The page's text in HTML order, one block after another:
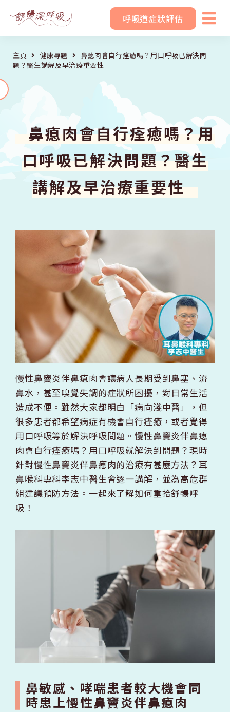
呼吸道症狀評估
主頁 健康專題
鼻瘜肉會自行痊癒嗎？用口呼吸已解決問
題？醫生講解及早治療重要性
鼻瘜肉會自行痊癒嗎？用
口呼吸已解決問題？醫生
講解及早治療重要性
慢性鼻竇炎伴鼻瘜肉會讓病人長期受到鼻塞、流
鼻水，甚至嗅覺失調的症狀所困擾，對日常生活
造成不便。雖然大家都明白「病向淺中醫」，但
很多患者都希望病症有機會自行痊癒，或者覺得
用口呼吸等於解決呼吸問題。慢性鼻竇炎伴鼻瘜
肉會自行痊癒嗎？用口呼吸就解決到問題？現時
針對慢性鼻竇炎伴鼻瘜肉的治療有甚麼方法？耳
鼻喉科專科李志中醫生會逐一講解，並為高危群
組建議預防方法。一起來了解如何重拾舒暢呼
吸！
鼻敏感、哮喘患者較大機會同
時患上慢性鼻竇炎伴鼻瘜肉